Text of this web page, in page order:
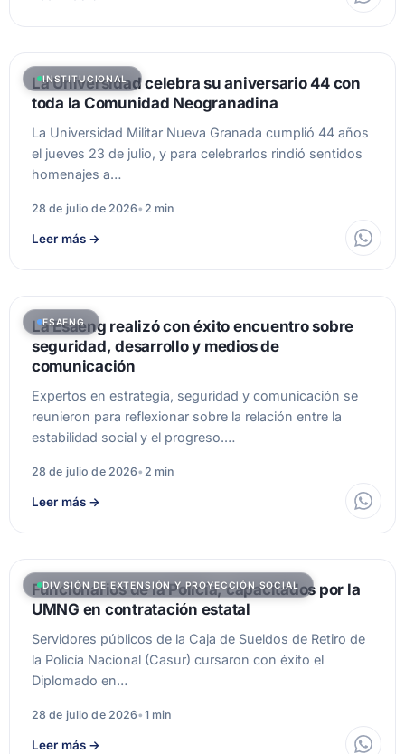
INSTITUCIONAL
La Universidad celebra su aniversario 44 con
toda la Comunidad Neogranadina
La Universidad Militar Nueva Granada cumplió 44 años
el jueves 23 de julio, y para celebrarlos rindió sentidos
homenajes a…
28 de julio de 2026• 2 min
Leer más →
ESAENG
La Esaeng realizó con éxito encuentro sobre
seguridad, desarrollo y medios de
comunicación
Expertos en estrategia, seguridad y comunicación se
reunieron para reflexionar sobre la relación entre la
estabilidad social y el progreso.…
28 de julio de 2026• 2 min
Leer más →
DIVISIÓN DE EXTENSIÓN Y PROYECCIÓN SOCIAL
Funcionarios de la Policía, capacitados por la
UMNG en contratación estatal
Servidores públicos de la Caja de Sueldos de Retiro de
la Policía Nacional (Casur) cursaron con éxito el
Diplomado en…
28 de julio de 2026• 1 min
Leer más →